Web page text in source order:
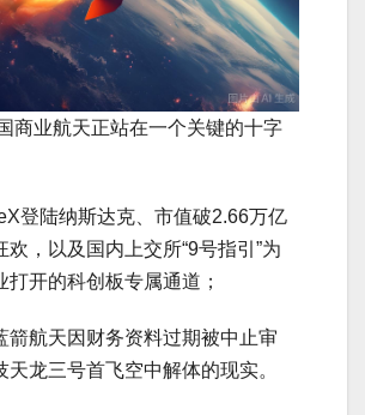
商业航天正站在一个关键的十字
登陆纳斯达克、市值破2.66万亿
欢，以及国内上交所“9号指引”为
打开的科创板专属通道；
箭航天因财务资料过期被中止审
天龙三号首飞空中解体的现实。